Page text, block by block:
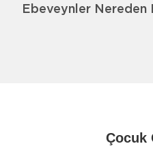
Ebeveynler Nereden
Çocuk